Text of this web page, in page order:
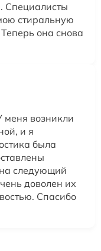
Специалисты
стиральную
она снова
меня возникли
и я
была
следующий
доволен их
Спасибо